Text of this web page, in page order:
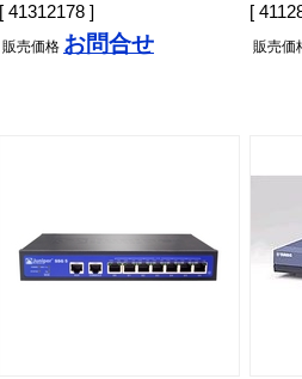
[ 41312178 ]
販売価格 お問合せ
[
販売価